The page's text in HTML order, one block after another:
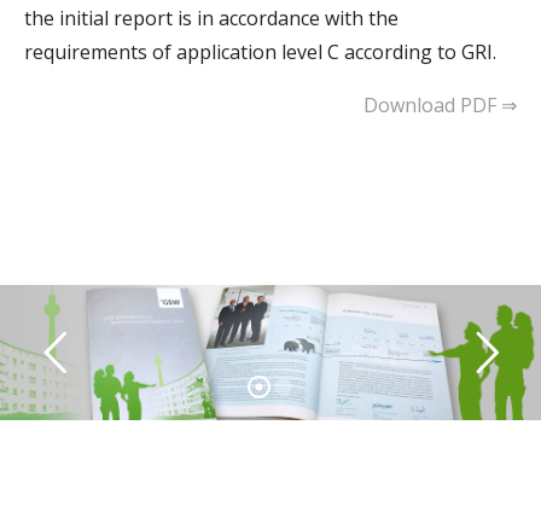
the initial report is in accordance with the
requirements of application level C according to GRI.
Download PDF ⇒